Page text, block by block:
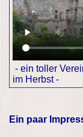
- ein toller
im Herbst -
Ein paar